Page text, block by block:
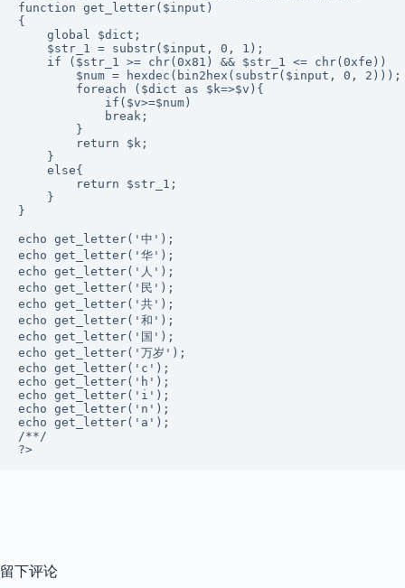
function get_letter($input)
{
    global $dict;
    $str_1 = substr($input, 0, 1);
if ($str_1 >= chr(0x81) && $str_1 <= chr(0xfe))
        $num = hexdec(bin2hex(substr($input, 0, 2)));
        foreach ($dict as $k=>$v){
            if($v>=$num)
            break;
        }
        return $k;
    }
    else{
        return $str_1;
    }
}
echo get_letter('中');
echo get_letter('华');
echo get_letter('人');
echo get_letter('民');
echo get_letter('共');
echo get_letter('和');
echo get_letter('国');
echo get_letter('万岁');
echo get_letter('c');
echo get_letter('h');
echo get_letter('i');
echo get_letter('n');
echo get_letter('a');
/**/
留下评论